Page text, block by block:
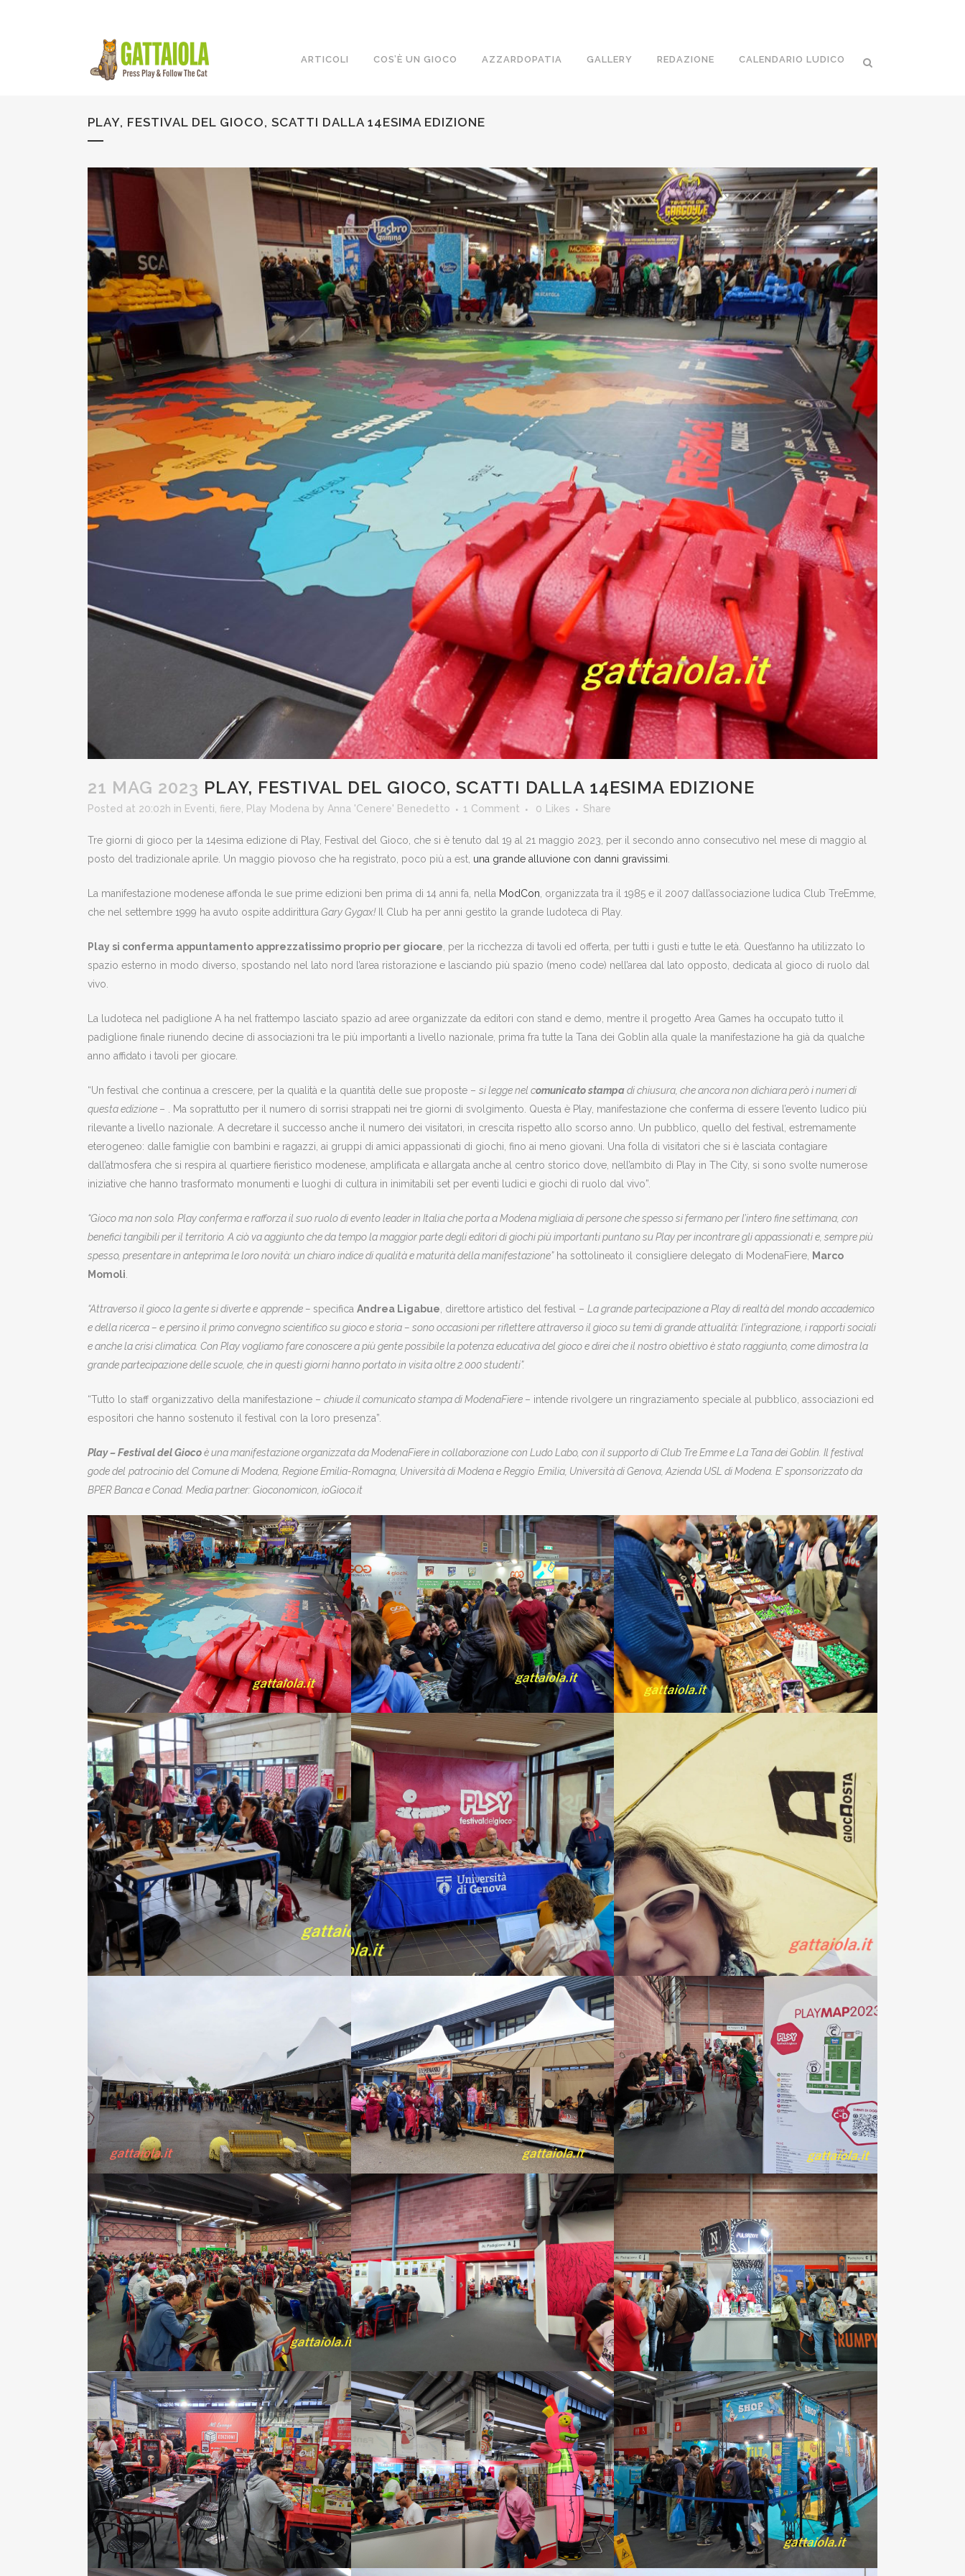
ARTICOLI COS’È UN GIOCO AZZARDOPATIA GALLERY REDAZIONE CALENDARIO LUDICO
PLAY, FESTIVAL DEL GIOCO, SCATTI DALLA 14ESIMA EDIZIONE
21 MAG 2023 PLAY, FESTIVAL DEL GIOCO, SCATTI DALLA 14ESIMA EDIZIONE
Posted at 20:02h in Eventi fiere Play Modena by Anna 'Cenere' Benedetto 1 Comment 0 Likes Share
Tre giorni di gioco per la 14esima edizione di Play, Festival del Gioco, che si è tenuto dal 19 al 21 maggio 2023, per il secondo anno consecutivo nel mese di maggio al
posto del tradizionale aprile. Un maggio piovoso che ha registrato, poco più a est, una grande alluvione con danni gravissimi
La manifestazione modenese affonda le sue prime edizioni ben prima di 14 anni fa, nella ModCon , organizzata tra il 1985 e il 2007 dall’associazione ludica Club TreEmme,
che nel settembre 1999 ha avuto ospite addirittura Gary Gygax!Il Club ha per anni gestito la grande ludoteca di Play.
Play si conferma appuntamento apprezzatissimo proprio per giocare , per la ricchezza di tavoli ed offerta, per tutti i gusti e tutte le età. Quest’anno ha utilizzato lo
spazio esterno in modo diverso, spostando nel lato nord l’area ristorazione e lasciando più spazio (meno code) nell’area dal lato opposto, dedicata al gioco di ruolo dal
vivo.
La ludoteca nel padiglione A ha nel frattempo lasciato spazio ad aree organizzate da editori con stand e demo, mentre il progetto Area Games ha occupato tutto il
padiglione finale riunendo decine di associazioni tra le più importanti a livello nazionale, prima fra tutte la Tana dei Goblin alla quale la manifestazione ha già da qualche
anno affidato i tavoli per giocare.
“Un festival che continua a crescere, per la qualità e la quantità delle sue proposte – si legge nel comunicato stampadi chiusura, che ancora non dichiara però i numeri di
questa edizione – . Ma soprattutto per il numero di sorrisi strappati nei tre giorni di svolgimento. Questa è Play, manifestazione che conferma di essere l’evento ludico più
rilevante a livello nazionale. A decretare il successo anche il numero dei visitatori, in crescita rispetto allo scorso anno. Un pubblico, quello del festival, estremamente
eterogeneo: dalle famiglie con bambini e ragazzi, ai gruppi di amici appassionati di giochi, fino ai meno giovani. Una folla di visitatori che si è lasciata contagiare
dall’atmosfera che si respira al quartiere fieristico modenese, amplificata e allargata anche al centro storico dove, nell’ambito di Play in The City, si sono svolte numerose
iniziative che hanno trasformato monumenti e luoghi di cultura in inimitabili set per eventi ludici e giochi di ruolo dal vivo”.
“Gioco ma non solo. Play conferma e rafforza il suo ruolo di evento leader in Italia che porta a Modena migliaia di persone che spesso si fermano per l’intero fine settimana, con
benefici tangibili per il territorio. A ciò va aggiunto che da tempo la maggior parte degli editori di giochi più importanti puntano su Play per incontrare gli appassionati e, sempre più
spesso, presentare in anteprima le loro novità: un chiaro indice di qualità e maturità della manifestazione”ha sottolineato il consigliere delegato di ModenaFiere,
Marco
Momoli
“Attraverso il gioco la gente si diverte e apprende – specifica Andrea Ligabue , direttore artistico del festival – La grande partecipazione a Play di realtà del mondo accademico
e della ricerca – e persino il primo convegno scientifico su gioco e storia – sono occasioni per riflettere attraverso il gioco su temi di grande attualità: l’integrazione, i rapporti sociali
e anche la crisi climatica. Con Play vogliamo fare conoscere a più gente possibile la potenza educativa del gioco e direi che il nostro obiettivo è stato raggiunto, come dimostra la
grande partecipazione delle scuole, che in questi giorni hanno portato in visita oltre 2.000 studenti”.
“Tutto lo staff organizzativo della manifestazione – chiude il comunicato stampa di ModenaFiere – intende rivolgere un ringraziamento speciale al pubblico, associazioni ed
espositori che hanno sostenuto il festival con la loro presenza”.
Play – Festival del Giocoè una manifestazione organizzata da ModenaFiere in collaborazione con Ludo Labo, con il supporto di Club Tre Emme e La Tana dei Goblin. Il festival
gode del patrocinio del Comune di Modena, Regione Emilia-Romagna, Università di Modena e Reggio Emilia, Università di Genova, Azienda USL di Modena. E’ sponsorizzato da
BPER Banca e Conad. Media partner: Gioconomicon, ioGioco.it